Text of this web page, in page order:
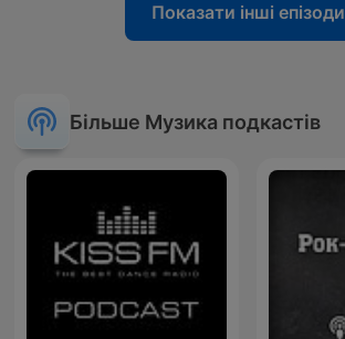
Показати інші епізоди
Більше Музика подкастів